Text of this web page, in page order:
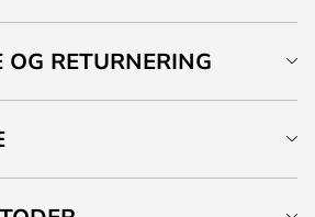
OG RETURNERING